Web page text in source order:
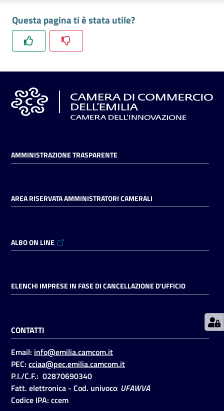
Promuovere
l'impresa
il
Tutelare
l'Impresa
Consumatore
L'impresa
in
Prenotazioni
on line
on line
Accedi
Questa pagina ti è stata utile?
AMMINISTRAZIONE TRASPARENTE
AREA RISERVATA AMMINISTRATORI CAMERALI
ALBO ON LINE
ELENCHI IMPRESE IN FASE DI CANCELLAZIONE D'UFFICIO
CONTATTI
Email: info@emilia.camcom.it
PEC: cciaa@pec.emilia.camcom.it
P.I./C.F.: 02870690340
Fatt. elettronica - Cod. univoco: UFAWVA
Codice IPA: ccem